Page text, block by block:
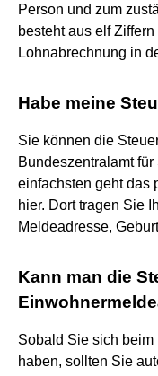
Person und zum
besteht aus elf
Lohnabrechnung in
Habe meine
Sie können die
Bundeszentralamt
einfachsten geht das
hier. Dort tragen Sie
Meldeadresse,
Kann man die
Sobald Sie sich
haben, sollten Sie